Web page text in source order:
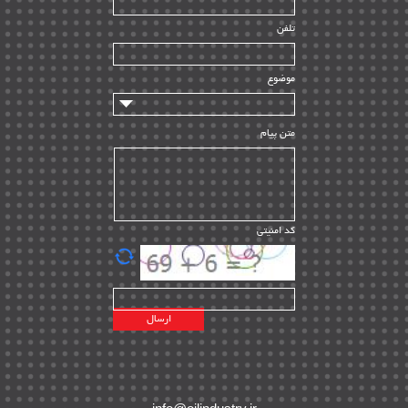
راه اندازی | ۹
سازندگان و تامین کنندگان | ۱۰
تامین مالی و سرمایه گذاری | ۳۲
ماشین آلات
مدیریت پروژه
مدیریت دانش
مدیریت سازمانی و عمومی | ۲
تأمین کالا | ۱۳
EPC | ۲۰
پیمانکاران بین المللی | ۸
اطلاعات انرژی کشورها | ۱۴
پروژه های خارجی | ۱۵
نقشه های نفت و گاز خارجی | ۱۰
شرکت های نفتی | ۱۴
پلانت های فعال | ۴۰
تلفن
موضوع
متن پیام
کد امنیتی